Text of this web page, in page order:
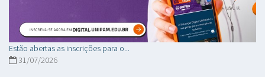
Estão abertas as inscrições para o...
31/07/2026